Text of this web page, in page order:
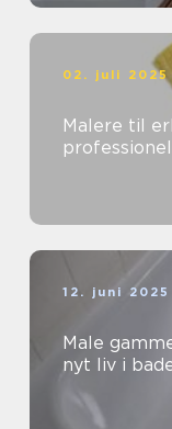
02. juli 2025
Malere til
12. juni 2025
Male
nyt liv i